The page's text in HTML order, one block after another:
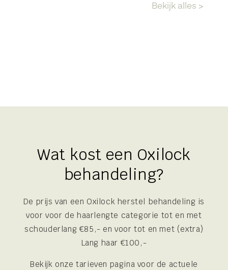
Wat kost een Oxilock
behandeling?
De prijs van een Oxilock herstel behandeling is
voor voor de haarlengte categorie tot en met
schouderlang €85,- en voor tot en met (extra)
Lang haar €100,-
Bekijk onze tarieven pagina voor de actuele